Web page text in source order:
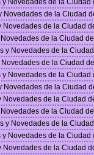
y Novedades de la
Novedades de la Ciudad
Novedades de la Ciudad
de la Ciudad
y Novedades de la
Novedades de la Ciudad
y Novedades de la
Novedades de la Ciudad
Novedades de la Ciudad
de la Ciudad
y Novedades de la
y Novedades de la
Novedades de la Ciudad